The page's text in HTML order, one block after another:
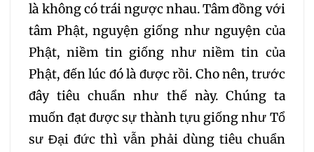
là không có trái ngược nhau. Tâm đồng với
tâm Phật, nguyện giống như nguyện của
Phật, niềm tin giống như niềm tin của
Phật, đến lúc đó là được rồi. Cho nên, trước
đây tiêu chuẩn như thế này. Chúng ta
muốn đạt được sự thành tựu giống như Tổ
sư Đại đức thì vẫn phải dùng tiêu chuẩn